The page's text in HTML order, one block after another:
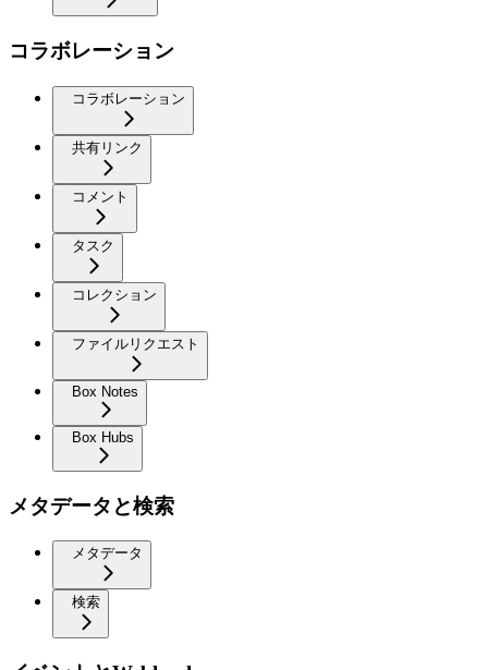
コラボレーション
コラボレーション
共有リンク
コメント
タスク
コレクション
ファイルリクエスト
Box Notes
Box Hubs
メタデータと検索
メタデータ
検索